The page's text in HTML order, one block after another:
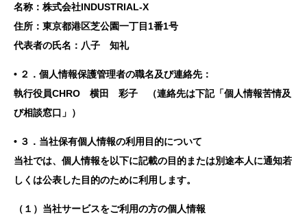
名称：株式会社INDUSTRIAL-X
住所：東京都港区芝公園一丁目1番1号
代表者の氏名：八子 知礼
• ２．個人情報保護管理者の職名及び連絡先：
執行役員CHRO 横田 彩子 （連絡先は下記「個人情報苦情及
び相談窓口」）
• ３．当社保有個人情報の利用目的について
当社では、個人情報を以下に記載の目的または別途本人に通知若
しくは公表した目的のために利用します。
（１）当社サービスをご利用の方の個人情報